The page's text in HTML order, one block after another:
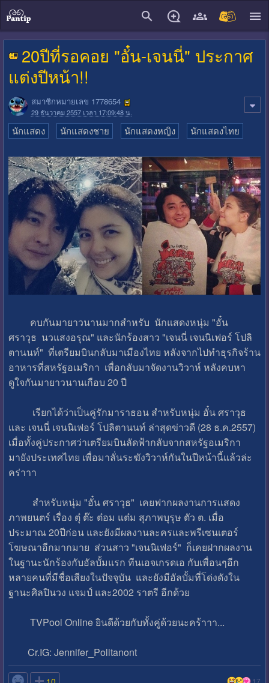
20ปีที่รอคอย "อั๋น-เจนนี่" ประกาศ
แต่งปีหน้า!!
สมาชิกหมายเลข 1778654
29 ธันวาคม 2557 เวลา 17:09:48 น.
นักแสดง นักแสดงชาย นักแสดงหญิง นักแสดงไทย
คบกันมายาวนานมากสำหรับ นักแสดงหนุ่ม "อั๋น
ศราวุธ นวแสงอรุณ" และนักร้องสาว "เจนนี่ เจนนิเฟอร์ โปลิ
ตานนท์" ที่เตรียมบินกลับมาเมืองไทย หลังจากไปทำธุรกิจร้าน
อาหารที่สหรัฐอเมริกา เพื่อกลับมาจัดงานวิวาห์ หลังคบหา
ดูใจกันมายาวนานเกือบ 20 ปี
เรียกได้ว่าเป็นคู่รักมาราธอน สำหรับหนุ่ม อั๋น ศราวุธ
และ เจนนี่ เจนนิเฟอร์ โปลิตานนท์ ล่าสุดข่าวดี (28 ธ.ค.2557)
เมื่อทั้งคู่ประกาศว่าเตรียมบินลัดฟ้ากลับจากสหรัฐอเมริกา
มายังประเทศไทย เพื่อมาลั่นระฆังวิวาห์กันในปีหน้านี้แล้วล่ะ
คร่าาา
สำหรับหนุ่ม "อั๋น ศราวุธ" เคยฟากผลงานการแสดง
ภาพยนตร์ เรื่อง ตุ๋ ต๊ะ ต๋อม แต๋ม สุภาพบุรุษ ตัว ต. เมื่อ
ประมาณ 20ปีก่อน และยังมีผลงานละครและพรีเซนเตอร์
โฆษณาอีกมากมาย ส่วนสาว "เจนนิเฟอร์" ก็เคยฝากผลงาน
ในฐานะนักร้องกับอัลบั้มแรก ทีนเอจเกรดเอ กับเพื่อนๆอีก
หลายคนที่มีชื่อเสียงในปัจจุบัน และยังมีอัลบั้มที่โด่งดังใน
ฐานะศิลปินวง แจมป์ และ2002 ราตรี อีกด้วย
TVPool Online ยินดีด้วยกับทั้งคู่ด้วยนะคร้าาา...
Cr.IG: Jennifer_Politanont
17
close